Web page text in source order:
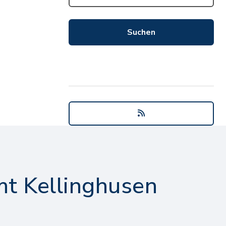
Kellinghusen